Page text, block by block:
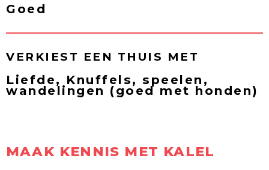
Goed
VERKIEST EEN THUIS MET
Liefde, Knuffels, speelen,
wandelingen (goed met honden)
MAAK KENNIS MET KALEL